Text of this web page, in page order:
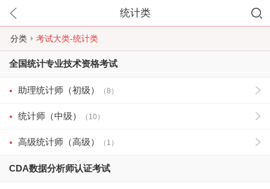
统计类
分类 考试大类-统计类
全国统计专业技术资格考试
助理统计师（初级） （8）
统计师（中级） （10）
高级统计师（高级） （1）
CDA数据分析师认证考试